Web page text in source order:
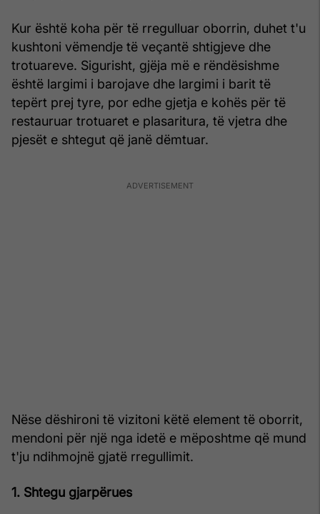
Kur është koha për të rregulluar oborrin, duhet t'u
kushtoni vëmendje të veçantë shtigjeve dhe
trotuareve. Sigurisht, gjëja më e rëndësishme
është largimi i barojave dhe largimi i barit të
tepërt prej tyre, por edhe gjetja e kohës për të
restauruar trotuaret e plasaritura, të vjetra dhe
pjesët e shtegut që janë dëmtuar.
Nëse dëshironi të vizitoni këtë element të oborrit,
mendoni për një nga idetë e mëposhtme që mund
t'ju ndihmojnë gjatë rregullimit.
1. Shtegu gjarpërues